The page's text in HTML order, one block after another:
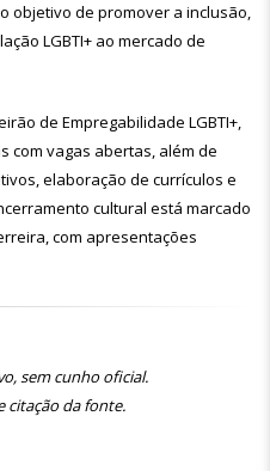
objetivo de promover a inclusão,
LGBTI+ ao mercado de
de Empregabilidade LGBTI+,
com vagas abertas, além de
elaboração de currículos e
cultural está marcado
com apresentações
sem cunho oficial.
citação da fonte.